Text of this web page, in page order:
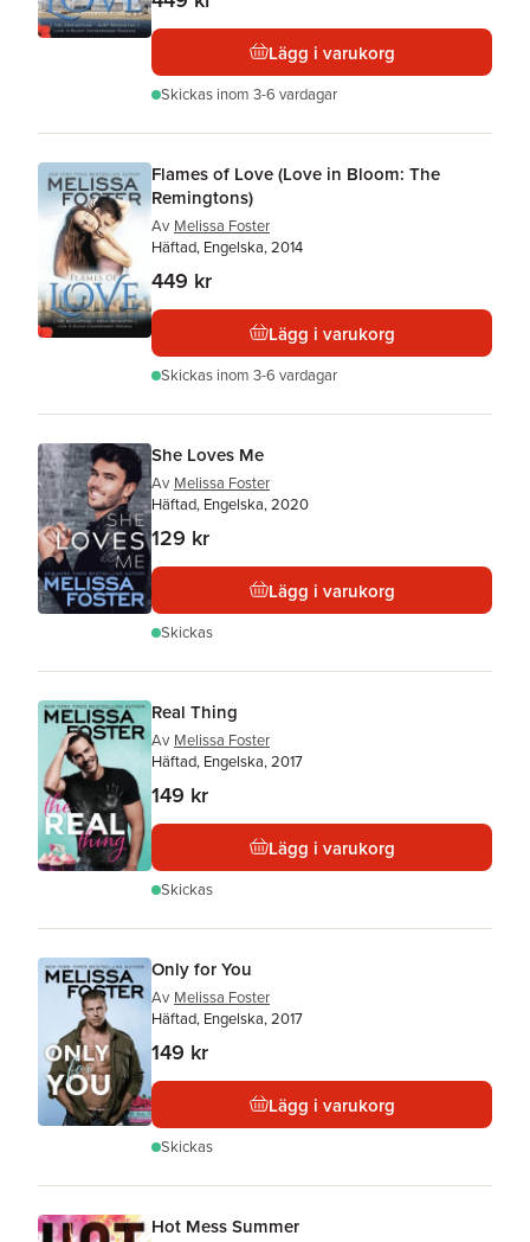
Lägg i varukorg
Skickas inom 3-6 vardagar
Flames of Love (Love in Bloom: The
Remingtons)
Av Melissa Foster
Häftad, Engelska, 2014
449 kr
Lägg i varukorg
Skickas inom 3-6 vardagar
She Loves Me
Av Melissa Foster
Häftad, Engelska, 2020
129 kr
Lägg i varukorg
Skickas
Real Thing
Av Melissa Foster
Häftad, Engelska, 2017
149 kr
Lägg i varukorg
Skickas
Only for You
Av Melissa Foster
Häftad, Engelska, 2017
149 kr
Lägg i varukorg
Skickas
Hot Mess Summer